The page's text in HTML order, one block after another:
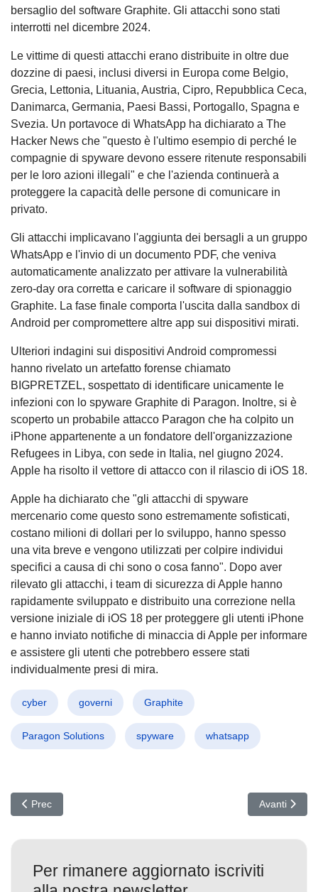
bersaglio del software Graphite. Gli attacchi sono stati
interrotti nel dicembre 2024.
Le vittime di questi attacchi erano distribuite in oltre due
dozzine di paesi, inclusi diversi in Europa come Belgio,
Grecia, Lettonia, Lituania, Austria, Cipro, Repubblica Ceca,
Danimarca, Germania, Paesi Bassi, Portogallo, Spagna e
Svezia. Un portavoce di WhatsApp ha dichiarato a The
Hacker News che "questo è l'ultimo esempio di perché le
compagnie di spyware devono essere ritenute responsabili
per le loro azioni illegali" e che l'azienda continuerà a
proteggere la capacità delle persone di comunicare in
privato.
Gli attacchi implicavano l'aggiunta dei bersagli a un gruppo
WhatsApp e l'invio di un documento PDF, che veniva
automaticamente analizzato per attivare la vulnerabilità
zero-day ora corretta e caricare il software di spionaggio
Graphite. La fase finale comporta l'uscita dalla sandbox di
Android per compromettere altre app sui dispositivi mirati.
Ulteriori indagini sui dispositivi Android compromessi
hanno rivelato un artefatto forense chiamato
BIGPRETZEL, sospettato di identificare unicamente le
infezioni con lo spyware Graphite di Paragon. Inoltre, si è
scoperto un probabile attacco Paragon che ha colpito un
iPhone appartenente a un fondatore dell'organizzazione
Refugees in Libya, con sede in Italia, nel giugno 2024.
Apple ha risolto il vettore di attacco con il rilascio di iOS 18.
Apple ha dichiarato che "gli attacchi di spyware
mercenario come questo sono estremamente sofisticati,
costano milioni di dollari per lo sviluppo, hanno spesso
una vita breve e vengono utilizzati per colpire individui
specifici a causa di chi sono o cosa fanno". Dopo aver
rilevato gli attacchi, i team di sicurezza di Apple hanno
rapidamente sviluppato e distribuito una correzione nella
versione iniziale di iOS 18 per proteggere gli utenti iPhone
e hanno inviato notifiche di minaccia di Apple per informare
e assistere gli utenti che potrebbero essere stati
individualmente presi di mira.
cyber governi Graphite
Paragon Solutions spyware whatsapp
Articolo precedente: Vulnerabilità NAKIVO: Allarme CISA per
Prec Articolo
Avanti
Per rimanere aggiornato iscriviti